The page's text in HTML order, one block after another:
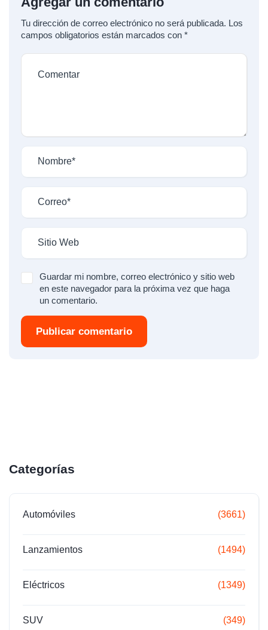
Tu dirección de correo electrónico no será publicada. Los
campos obligatorios están marcados con *
Guardar mi nombre, correo electrónico y sitio web
en este navegador para la próxima vez que haga
un comentario.
Publicar comentario
Categorías
Automóviles (3661)
Lanzamientos (1494)
Eléctricos (1349)
SUV (349)